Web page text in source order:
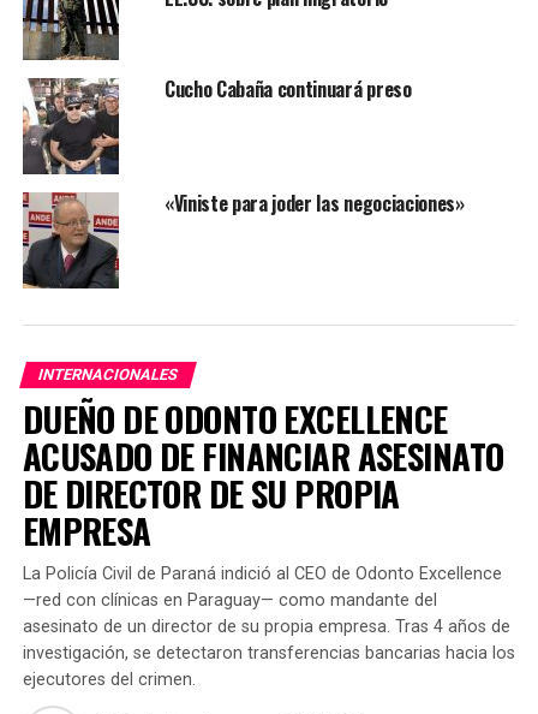
TEMAS RELACIONADOS:
ARRIBA SIGUIENTE
Bolsonaro vetará ley contra abuso de autoridad
NO SE PIERDA
ACNUR excluye a Venezuela de lista de cinco países con
peores crisis migratorias del planeta
Cucho Cabaña continuará preso
«Viniste para joder las negociaciones»
INTERNACIONALES
DUEÑO DE ODONTO EXCELLENCE
ACUSADO DE FINANCIAR ASESINATO
DE DIRECTOR DE SU PROPIA
EMPRESA
La Policía Civil de Paraná indició al CEO de Odonto Excellence
—red con clínicas en Paraguay— como mandante del
asesinato de un director de su propia empresa. Tras 4 años de
investigación, se detectaron transferencias bancarias hacia los
ejecutores del crimen.